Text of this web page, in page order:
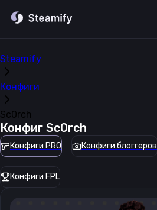
Steamify
Конфиги
Sc0rch
Конфиг Sc0rch
Конфиги PRO Конфиги блоггеров
Конфиги FPL